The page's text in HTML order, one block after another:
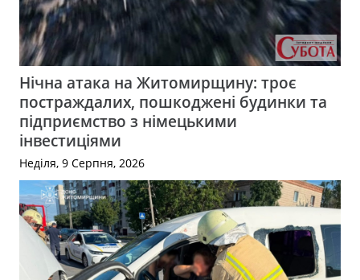
Нічна атака на Житомирщину: троє
постраждалих, пошкоджені будинки та
підприємство з німецькими
інвестиціями
Неділя, 9 Серпня, 2026